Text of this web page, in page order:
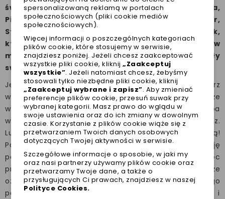
światowych oraz polskich marek tj: Puppia,
Pinkaholic, Milk&Pepper, Smart Animal, Puppymour,
Stellare. Posiadamy duży wybór ciepłych kurtek,
które zagwarantują komfort termiczny psu nawet w
mroźną zimę, w tym także nie krępujący ruchy ciepły
sweter dla psa oraz wygodne szelki.
Jeżeli Twój pies niechętnie chce wychodzić na zewnątrz
w chłodniejsze dni lub drży będąc na dworze, być może
warto rozważyć zakupić ubranka dla niego. Jeśli trzeba
wyprowadzić psa na zewnątrz, ubierz go w ciepły płaszcz.
Luksusowe ubranka dla psa idealnie się tutaj sprawdzą!
Podobnie jak ludzie, psy mogą wpadać w depresję
podczas mniej słonecznych i krótszych dni zimy, więc
przytulny sweter dla psa, czy ciepła kurtka dla psa może
oznaczać, że nadal będzie miał trochę ruchu i świeżego
powietrza. To jest dobre dla jego fizycznego i
spersonalizowaną reklamą w portalach
społecznościowych (pliki cookie mediów
społecznościowych).
Więcej informacji o poszczególnych kategoriach
plików cookie, które stosujemy w serwisie,
znajdziesz poniżej. Jeżeli chcesz zaakceptować
wszystkie pliki cookie, kliknij„Zaakceptuj
wszystkie”. Jeżeli natomiast chcesz, żebyśmy
stosowali tylko niezbędne pliki cookie, kliknij
„Zaakceptuj wybrane i zapisz”. Aby zmieniać
preferencje plików cookie, przesuń suwak przy
wybranej kategorii. Masz prawo do wglądu w
swoje ustawienia oraz do ich zmiany w dowolnym
czasie. Korzystanie z plików cookie wiąże się z
przetwarzaniem Twoich danych osobowych
dotyczących Twojej aktywności w serwisie.
Szczegółowe informacje o sposobie, w jaki my
oraz nasi partnerzy używamy plików cookie oraz
przetwarzamy Twoje dane, a także o
przysługujących Ci prawach, znajdziesz w naszej
Polityce Cookies.